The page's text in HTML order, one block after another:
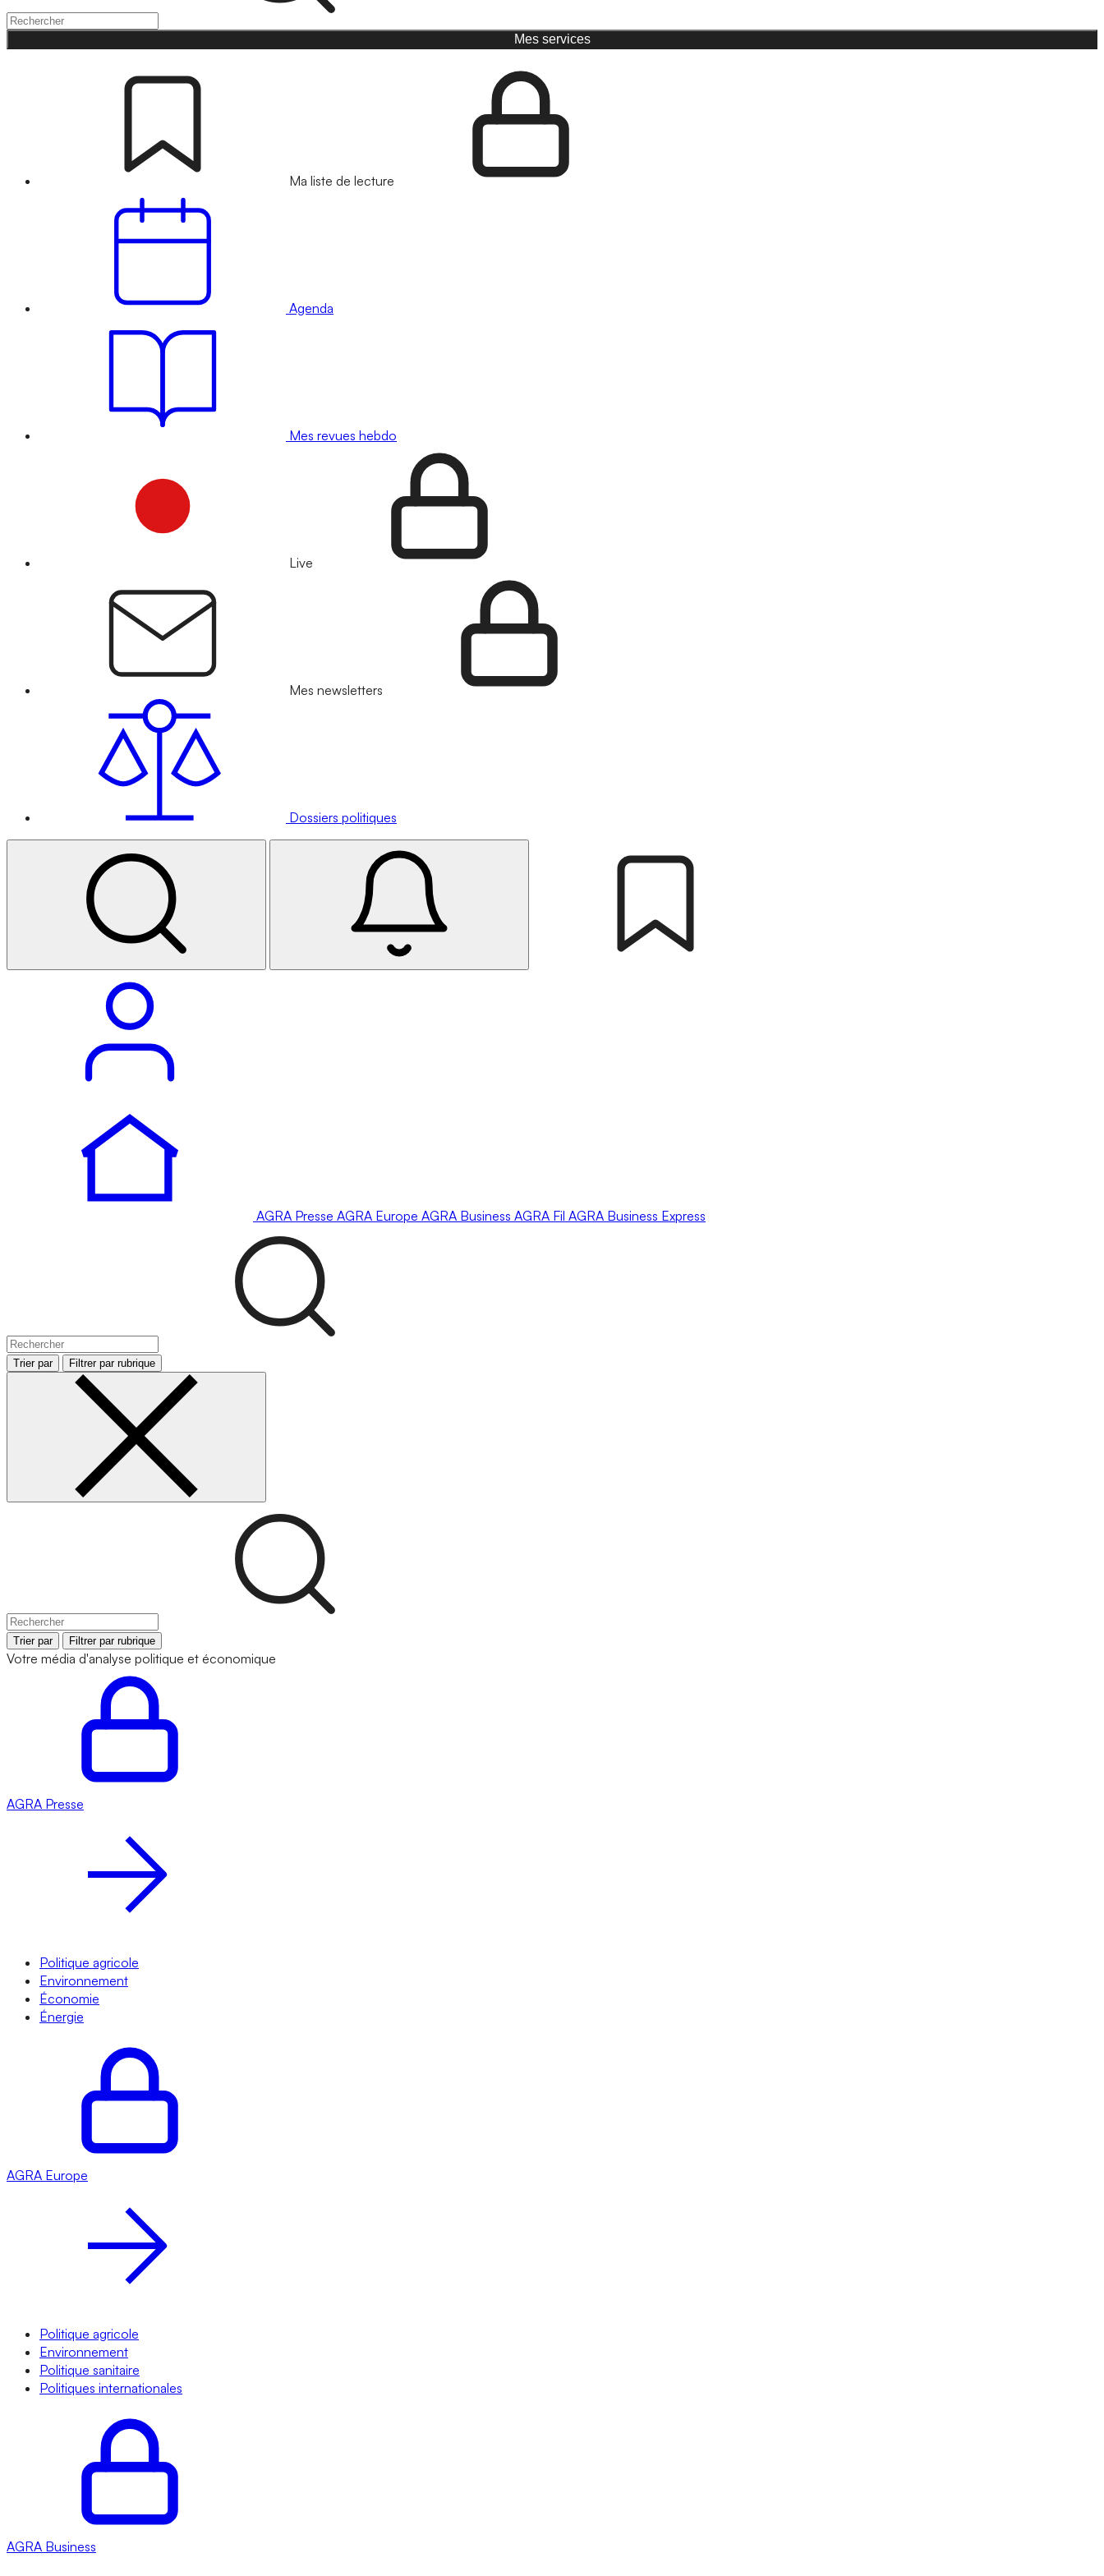
Mes services
Ma liste de lecture
Agenda
Mes revues hebdo
Live
Mes newsletters
Dossiers politiques
AGRA Presse AGRA Europe AGRA Business AGRA Fil AGRA Business Express
Trier par Filtrer par rubrique
Trier par Filtrer par rubrique
Votre média d'analyse politique et économique
AGRA Presse
Politique agricole
Environnement
Économie
Énergie
AGRA Europe
Politique agricole
Environnement
Politique sanitaire
Politiques internationales
AGRA Business